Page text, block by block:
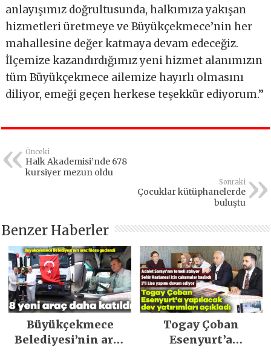
anlayışımız doğrultusunda, halkımıza yakışan
hizmetleri üretmeye ve Büyükçekmece’nin her
mahallesine değer katmaya devam edeceğiz.
İlçemize kazandırdığımız yeni hizmet alanımızın
tüm Büyükçekmece ailemize hayırlı olmasını
diliyor, emeği geçen herkese teşekkür ediyorum.’’
Önceki
Halk Akademisi’nde 678
kursiyer mezun oldu
Sonraki
Çocuklar kütüphanelerde
buluştu
Benzer Haberler
Büyükçekmece
Belediyesi’nin araç
Togay Çoban
Esenyurt’a